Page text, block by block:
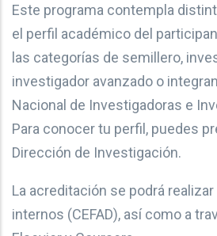
Este programa contempla
el perfil académico del
las categorías de semillero,
investigador avanzado o
Nacional de Investigadoras e
Para conocer tu perfil, puedes
Dirección de Investigación.
La acreditación se podrá
internos (CEFAD), así como a